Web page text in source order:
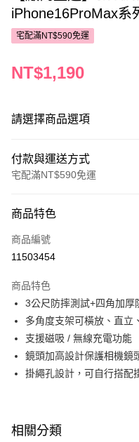
iPhone16ProMax系
宅配滿NT$590免運
NT$1,190
請選擇商品選項
付款與運送方式
宅配滿NT$590免運
POYA支付
信用卡一次付款
Apple Pay
街口支付
悠遊付
Google Pay
【關於「AFTEE先享後付」】
商品特色
商品編號
11503454
商品特色
3公尺防摔測試+四角加厚
多角度支架可橫放、直立
支援磁吸 / 無線充電功能
鏡頭加高設計保護相機鏡
掛繩孔設計，可自行搭配
相關分類